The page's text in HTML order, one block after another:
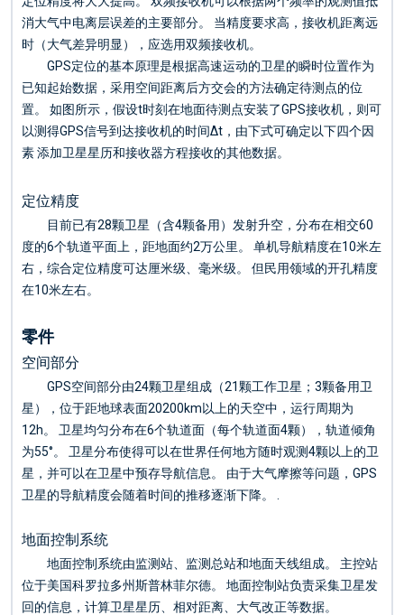
消大气中电离层误差的主要部分。 当精度要求高，接收机距离远
时（大气差异明显），应选用双频接收机。
GPS定位的基本原理是根据高速运动的卫星的瞬时位置作为
已知起始数据，采用空间距离后方交会的方法确定待测点的位
置。 如图所示，假设t时刻在地面待测点安装了GPS接收机，则可
以测得GPS信号到达接收机的时间Δt，由下式可确定以下四个因
素 添加卫星星历和接收器方程接收的其他数据。
定位精度
目前已有28颗卫星（含4颗备用）发射升空，分布在相交60
度的6个轨道平面上，距地面约2万公里。 单机导航精度在10米左
右，综合定位精度可达厘米级、毫米级。 但民用领域的开孔精度
在10米左右。
零件
空间部分
GPS空间部分由24颗卫星组成（21颗工作卫星；3颗备用卫
星），位于距地球表面20200km以上的天空中，运行周期为
12h。 卫星均匀分布在6个轨道面（每个轨道面4颗），轨道倾角
为55°。 卫星分布使得可以在世界任何地方随时观测4颗以上的卫
星，并可以在卫星中预存导航信息。 由于大气摩擦等问题，GPS
卫星的导航精度会随着时间的推移逐渐下降。 .
地面控制系统
地面控制系统由监测站、监测总站和地面天线组成。 主控站
位于美国科罗拉多州斯普林菲尔德。 地面控制站负责采集卫星发
回的信息，计算卫星星历、相对距离、大气改正等数据。